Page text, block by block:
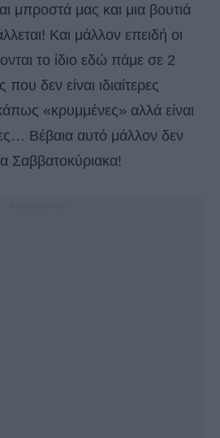
μπροστά μας και μια βουτιά
Και μάλλον επειδή οι
το ίδιο εδώ πάμε σε 2
δεν είναι ιδιαίτερες
«κρυμμένες» αλλά είναι
Βέβαια αυτό μάλλον δεν
Σαββατοκύριακα!